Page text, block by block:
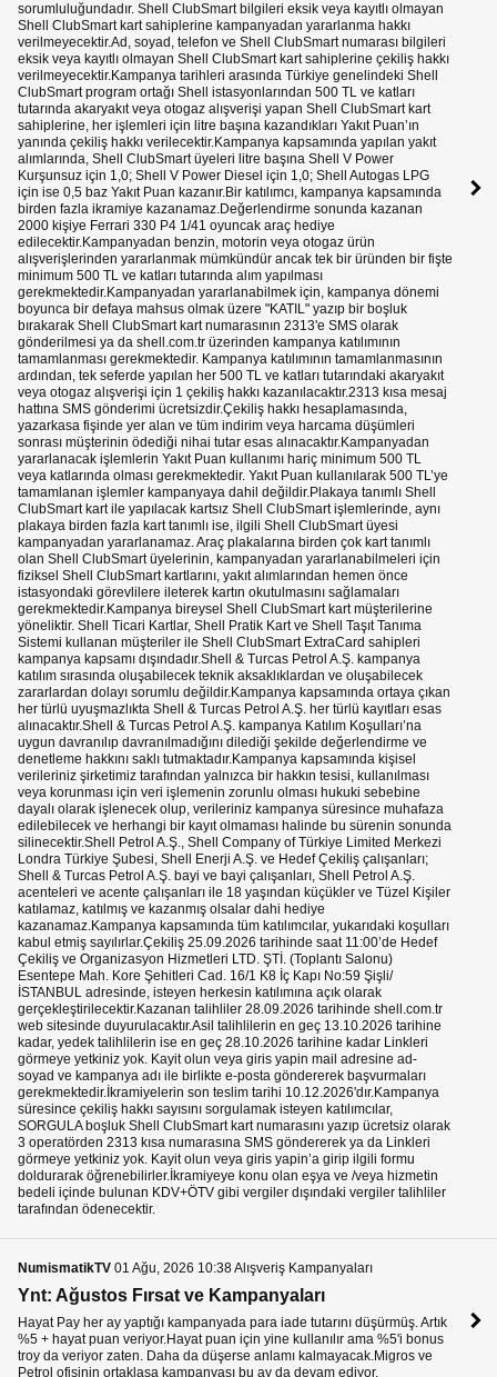
sorumluluğundadır. Shell ClubSmart bilgileri eksik veya kayıtlı olmayan
Shell ClubSmart kart sahiplerine kampanyadan yararlanma hakkı
verilmeyecektir.Ad, soyad, telefon ve Shell ClubSmart numarası bilgileri
eksik veya kayıtlı olmayan Shell ClubSmart kart sahiplerine çekiliş hakkı
verilmeyecektir.Kampanya tarihleri arasında Türkiye genelindeki Shell
ClubSmart program ortağı Shell istasyonlarından 500 TL ve katları
tutarında akaryakıt veya otogaz alışverişi yapan Shell ClubSmart kart
sahiplerine, her işlemleri için litre başına kazandıkları Yakıt Puan’ın
yanında çekiliş hakkı verilecektir.Kampanya kapsamında yapılan yakıt
alımlarında, Shell ClubSmart üyeleri litre başına Shell V Power
Kurşunsuz için 1,0; Shell V Power Diesel için 1,0; Shell Autogas LPG
için ise 0,5 baz Yakıt Puan kazanır.Bir katılımcı, kampanya kapsamında
birden fazla ikramiye kazanamaz.Değerlendirme sonunda kazanan
2000 kişiye Ferrari 330 P4 1/41 oyuncak araç hediye
edilecektir.Kampanyadan benzin, motorin veya otogaz ürün
alışverişlerinden yararlanmak mümkündür ancak tek bir üründen bir fişte
minimum 500 TL ve katları tutarında alım yapılması
gerekmektedir.Kampanyadan yararlanabilmek için, kampanya dönemi
boyunca bir defaya mahsus olmak üzere "KATIL" yazıp bir boşluk
bırakarak Shell ClubSmart kart numarasının 2313'e SMS olarak
gönderilmesi ya da shell.com.tr üzerinden kampanya katılımının
tamamlanması gerekmektedir. Kampanya katılımının tamamlanmasının
ardından, tek seferde yapılan her 500 TL ve katları tutarındaki akaryakıt
veya otogaz alışverişi için 1 çekiliş hakkı kazanılacaktır.2313 kısa mesaj
hattına SMS gönderimi ücretsizdir.Çekiliş hakkı hesaplamasında,
yazarkasa fişinde yer alan ve tüm indirim veya harcama düşümleri
sonrası müşterinin ödediği nihai tutar esas alınacaktır.Kampanyadan
yararlanacak işlemlerin Yakıt Puan kullanımı hariç minimum 500 TL
veya katlarında olması gerekmektedir. Yakıt Puan kullanılarak 500 TL’ye
tamamlanan işlemler kampanyaya dahil değildir.Plakaya tanımlı Shell
ClubSmart kart ile yapılacak kartsız Shell ClubSmart işlemlerinde, aynı
plakaya birden fazla kart tanımlı ise, ilgili Shell ClubSmart üyesi
kampanyadan yararlanamaz. Araç plakalarına birden çok kart tanımlı
olan Shell ClubSmart üyelerinin, kampanyadan yararlanabilmeleri için
fiziksel Shell ClubSmart kartlarını, yakıt alımlarından hemen önce
istasyondaki görevlilere ileterek kartın okutulmasını sağlamaları
gerekmektedir.Kampanya bireysel Shell ClubSmart kart müşterilerine
yöneliktir. Shell Ticari Kartlar, Shell Pratik Kart ve Shell Taşıt Tanıma
Sistemi kullanan müşteriler ile Shell ClubSmart ExtraCard sahipleri
kampanya kapsamı dışındadır.Shell & Turcas Petrol A.Ş. kampanya
katılım sırasında oluşabilecek teknik aksaklıklardan ve oluşabilecek
zararlardan dolayı sorumlu değildir.Kampanya kapsamında ortaya çıkan
her türlü uyuşmazlıkta Shell & Turcas Petrol A.Ş. her türlü kayıtları esas
alınacaktır.Shell & Turcas Petrol A.Ş. kampanya Katılım Koşulları’na
uygun davranılıp davranılmadığını dilediği şekilde değerlendirme ve
denetleme hakkını saklı tutmaktadır.Kampanya kapsamında kişisel
verileriniz şirketimiz tarafından yalnızca bir hakkın tesisi, kullanılması
veya korunması için veri işlemenin zorunlu olması hukuki sebebine
dayalı olarak işlenecek olup, verileriniz kampanya süresince muhafaza
edilebilecek ve herhangi bir kayıt olmaması halinde bu sürenin sonunda
silinecektir.Shell Petrol A.Ş., Shell Company of Türkiye Limited Merkezi
Londra Türkiye Şubesi, Shell Enerji A.Ş. ve Hedef Çekiliş çalışanları;
Shell & Turcas Petrol A.Ş. bayi ve bayi çalışanları, Shell Petrol A.Ş.
acenteleri ve acente çalışanları ile 18 yaşından küçükler ve Tüzel Kişiler
katılamaz, katılmış ve kazanmış olsalar dahi hediye
kazanamaz.Kampanya kapsamında tüm katılımcılar, yukarıdaki koşulları
kabul etmiş sayılırlar.Çekiliş 25.09.2026 tarihinde saat 11:00’de Hedef
Çekiliş ve Organizasyon Hizmetleri LTD. ŞTİ. (Toplantı Salonu)
Esentepe Mah. Kore Şehitleri Cad. 16/1 K8 İç Kapı No:59 Şişli/
İSTANBUL adresinde, isteyen herkesin katılımına açık olarak
gerçekleştirilecektir.Kazanan talihliler 28.09.2026 tarihinde shell.com.tr
web sitesinde duyurulacaktır.Asil talihlilerin en geç 13.10.2026 tarihine
kadar, yedek talihlilerin ise en geç 28.10.2026 tarihine kadar Linkleri
görmeye yetkiniz yok. Kayit olun veya giris yapin mail adresine ad-
soyad ve kampanya adı ile birlikte e-posta göndererek başvurmaları
gerekmektedir.İkramiyelerin son teslim tarihi 10.12.2026'dır.Kampanya
süresince çekiliş hakkı sayısını sorgulamak isteyen katılımcılar,
SORGULA boşluk Shell ClubSmart kart numarasını yazıp ücretsiz olarak
3 operatörden 2313 kısa numarasına SMS göndererek ya da Linkleri
görmeye yetkiniz yok. Kayit olun veya giris yapin’a girip ilgili formu
doldurarak öğrenebilirler.İkramiyeye konu olan eşya ve /veya hizmetin
bedeli içinde bulunan KDV+ÖTV gibi vergiler dışındaki vergiler talihliler
tarafından ödenecektir.
NumismatikTV 01 Ağu, 2026 10:38 Alışveriş Kampanyaları
Ynt: Ağustos Fırsat ve Kampanyaları
Hayat Pay her ay yaptığı kampanyada para iade tutarını düşürmüş. Artık
%5 + hayat puan veriyor.Hayat puan için yine kullanılır ama %5'i bonus
troy da veriyor zaten. Daha da düşerse anlamı kalmayacak.Migros ve
Petrol ofisinin ortaklaşa kampanyası bu ay da devam ediyor.